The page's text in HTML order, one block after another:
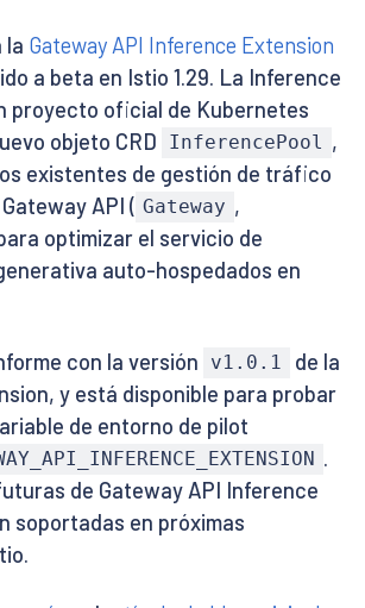
la Gateway API Inference Extension
a beta en Istio 1.29. La Inference
proyecto oficial de Kubernetes
objeto CRD
InferencePool ,
existentes de gestión de tráfico
API ( Gateway ,
optimizar el servicio de
auto-hospedados en
con la versión v1.0.1
de la
y está disponible para probar
de entorno de pilot
.
de Gateway API Inference
soportadas en próximas